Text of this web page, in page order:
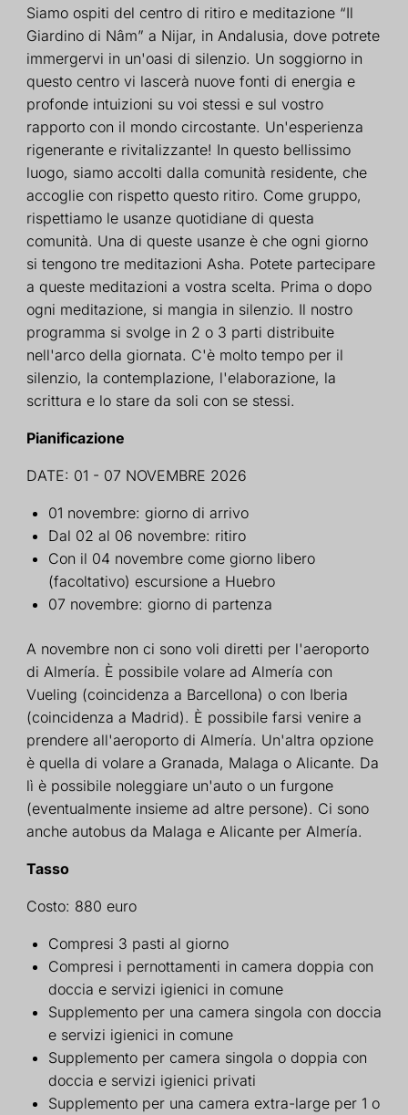
Siamo ospiti del centro di ritiro e meditazione “Il
Giardino di Nâm” a Nijar, in Andalusia, dove potrete
immergervi in un'oasi di silenzio. Un soggiorno in
questo centro vi lascerà nuove fonti di energia e
profonde intuizioni su voi stessi e sul vostro
rapporto con il mondo circostante. Un'esperienza
rigenerante e rivitalizzante! In questo bellissimo
luogo, siamo accolti dalla comunità residente, che
accoglie con rispetto questo ritiro. Come gruppo,
rispettiamo le usanze quotidiane di questa
comunità. Una di queste usanze è che ogni giorno
si tengono tre meditazioni Asha. Potete partecipare
a queste meditazioni a vostra scelta. Prima o dopo
ogni meditazione, si mangia in silenzio. Il nostro
programma si svolge in 2 o 3 parti distribuite
nell'arco della giornata. C'è molto tempo per il
silenzio, la contemplazione, l'elaborazione, la
scrittura e lo stare da soli con se stessi.
Pianificazione
DATE: 01 - 07 NOVEMBRE 2026
01 novembre: giorno di arrivo
Dal 02 al 06 novembre: ritiro
Con il 04 novembre come giorno libero
(facoltativo) escursione a Huebro
07 novembre: giorno di partenza
A novembre non ci sono voli diretti per l'aeroporto
di Almería. È possibile volare ad Almería con
Vueling (coincidenza a Barcellona) o con Iberia
(coincidenza a Madrid). È possibile farsi venire a
prendere all'aeroporto di Almería. Un'altra opzione
è quella di volare a Granada, Malaga o Alicante. Da
lì è possibile noleggiare un'auto o un furgone
(eventualmente insieme ad altre persone). Ci sono
anche autobus da Malaga e Alicante per Almería.
Tasso
Costo: 880 euro
Compresi 3 pasti al giorno
Compresi i pernottamenti in camera doppia con
doccia e servizi igienici in comune
Supplemento per una camera singola con doccia
e servizi igienici in comune
Supplemento per camera singola o doppia con
doccia e servizi igienici privati
Supplemento per una camera extra-large per 1 o